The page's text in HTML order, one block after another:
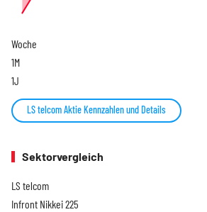
Woche
1M
1J
LS telcom Aktie Kennzahlen und Details
Sektorvergleich
LS telcom
Infront Nikkei 225